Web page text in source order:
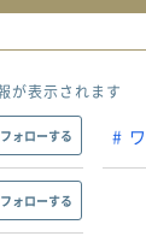
が表示されます
フォローする
フォローする